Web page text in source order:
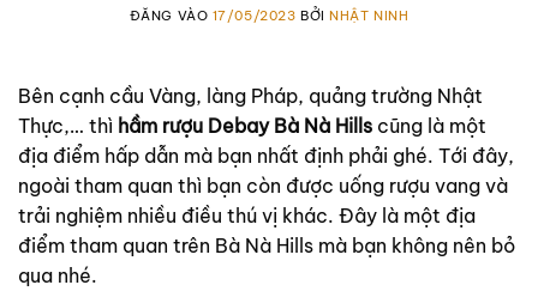
ĐĂNG VÀO 17/05/2023 BỞINHẬT NINH
Bên cạnh cầu Vàng, làng Pháp, quảng trường Nhật
Thực,… thì hầm rượu Debay Bà Nà Hills cũng là một
địa điểm hấp dẫn mà bạn nhất định phải ghé. Tới đây,
ngoài tham quan thì bạn còn được uống rượu vang và
trải nghiệm nhiều điều thú vị khác. Đây là một địa
điểm tham quan trên Bà Nà Hills mà bạn không nên bỏ
qua nhé.